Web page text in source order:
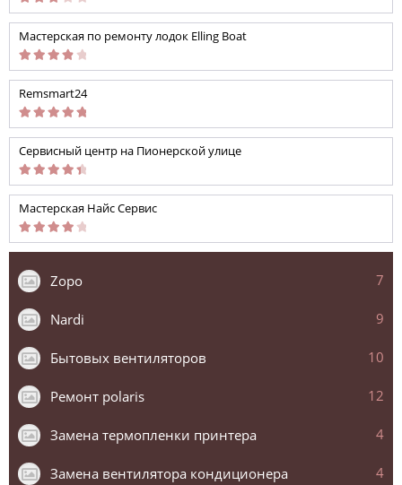
Мастерская по ремонту лодок Elling Boat
Remsmart24
Сервисный центр на Пионерской улице
Мастерская Найс Сервис
Zopo 7
Nardi 9
Бытовых вентиляторов 10
Ремонт polaris 12
Замена термопленки принтера 4
Замена вентилятора кондиционера 4